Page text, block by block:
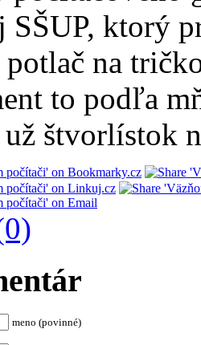
SŠUP, ktorý
na
to podľa
štvorlístok
meno (povinné)